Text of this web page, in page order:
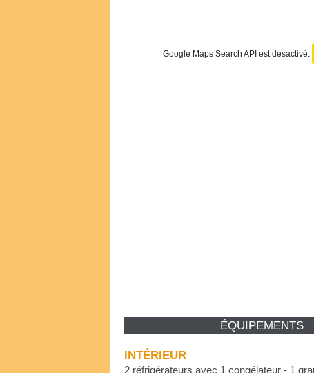
Google Maps Search API est désactivé.
ÉQUIPEMENTS
INTÉRIEUR
2 réfrigérateurs avec 1 congélateur - 1